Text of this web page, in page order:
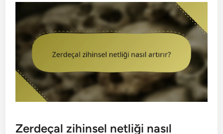
Zerdeçal zihinsel netliği nasıl